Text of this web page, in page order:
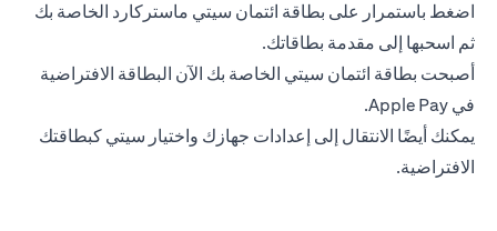
اضغط باستمرار على بطاقة ائتمان سيتي ماستركارد الخاصة بك
ثم اسحبها إلى مقدمة بطاقاتك.
أصبحت بطاقة ائتمان سيتي الخاصة بك الآن البطاقة الافتراضية
في Apple Pay.
يمكنك أيضًا الانتقال إلى إعدادات جهازك واختيار سيتي كبطاقتك
الافتراضية.